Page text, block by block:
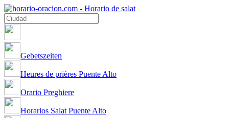
Gebetszeiten
Heures de prières Puente Alto
Orario Preghiere
Horarios Salat Puente Alto